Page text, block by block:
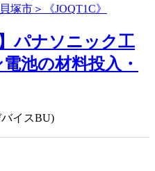
パナソニック工
池の材料投入・
イスBU)